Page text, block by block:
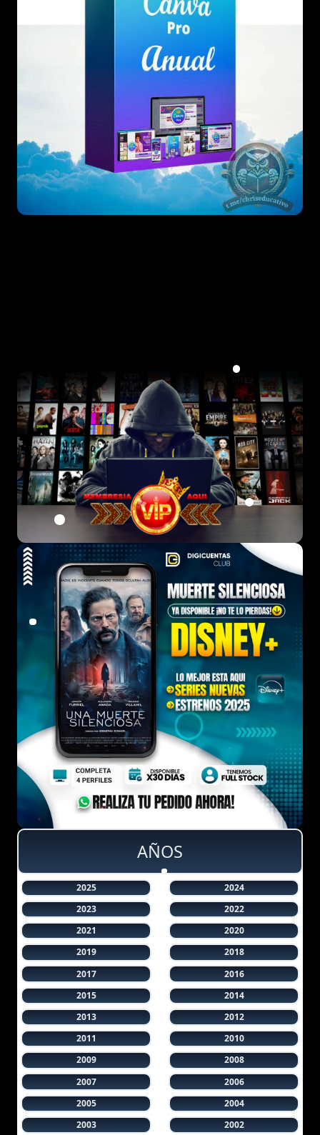
AÑOS
2025
2024
2023
2022
2021
2020
2019
2018
2017
2016
2015
2014
2013
2012
2011
2010
2009
2008
2007
2006
2005
2004
2003
2002